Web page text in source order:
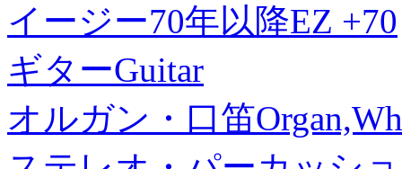
イージー70年以降EZ +70
ギターGuitar
オルガン・口笛